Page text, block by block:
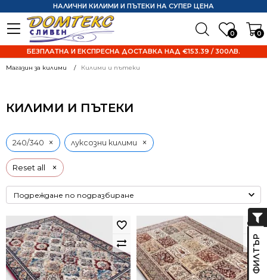
0 0
НАЛИЧНИ КИЛИМИ И ПЪТЕКИ НА СУПЕР ЦЕНА
БЕЗПЛАТНА И ЕКСПРЕСНА ДОСТАВКА НАД €153.39 / 300ЛВ.
Магазин за килими Килими и пътеки
КИЛИМИ И ПЪТЕКИ
Reset all ×
240/340 × луксозни килими ×